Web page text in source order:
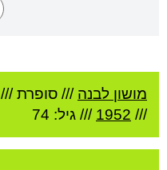
מושון לבנה /// סופרת ///
///
1952 /// גיל: 74